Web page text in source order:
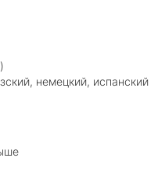
немецкий, испанский